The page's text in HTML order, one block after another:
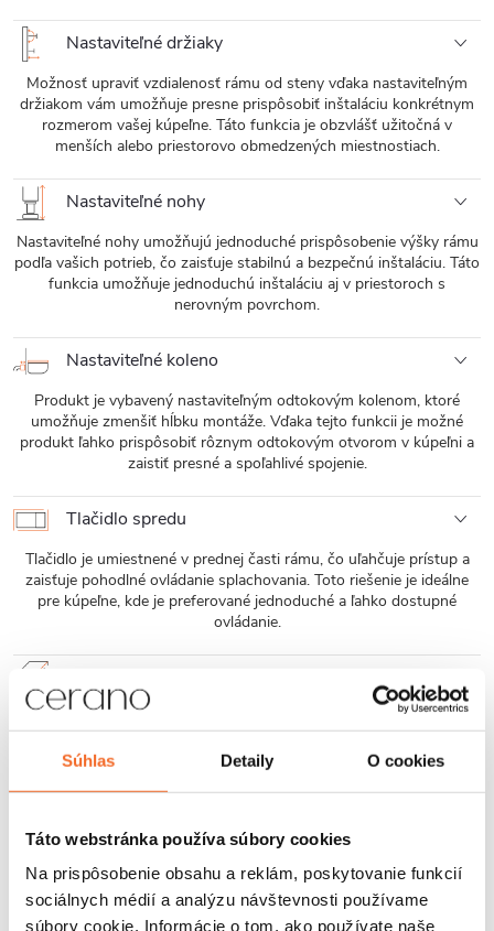
Súhlas Detaily O cookies
Táto webstránka používa súbory cookies
Na prispôsobenie obsahu a reklám, poskytovanie funkcií
sociálnych médií a analýzu návštevnosti používame
súbory cookie. Informácie o tom, ako používate naše
Nastaviteľné držiaky
Možnosť upraviť vzdialenosť rámu od steny vďaka nastaviteľným
držiakom vám umožňuje presne prispôsobiť inštaláciu konkrétnym
rozmerom vašej kúpeľne. Táto funkcia je obzvlášť užitočná v
menších alebo priestorovo obmedzených miestnostiach.
Nastaviteľné nohy
Nastaviteľné nohy umožňujú jednoduché prispôsobenie výšky rámu
podľa vašich potrieb, čo zaisťuje stabilnú a bezpečnú inštaláciu. Táto
funkcia umožňuje jednoduchú inštaláciu aj v priestoroch s
nerovným povrchom.
Nastaviteľné koleno
Produkt je vybavený nastaviteľným odtokovým kolenom, ktoré
umožňuje zmenšiť hĺbku montáže. Vďaka tejto funkcii je možné
produkt ľahko prispôsobiť rôznym odtokovým otvorom v kúpeľni a
zaistiť presné a spoľahlivé spojenie.
Tlačidlo spredu
Tlačidlo je umiestnené v prednej časti rámu, čo uľahčuje prístup a
zaisťuje pohodlné ovládanie splachovania. Toto riešenie je ideálne
pre kúpeľne, kde je preferované jednoduché a ľahko dostupné
ovládanie.
Skrytý rám je vyrobený z oceľových profilov a vystužený
voči vysokému zaťaženiu. Tým je zaručená dlhodobá bezpečnosť a
Jednoduchá montáž
Závesné WC misy Cerano sa ľahko montujú a vďaka štandardnej
rozteči uchytenia, sú kompatibilné s modulmi Cerano, ako aj od
značiek ako Geberit, Grohe, Alcadrain, Jika, Tece ai.